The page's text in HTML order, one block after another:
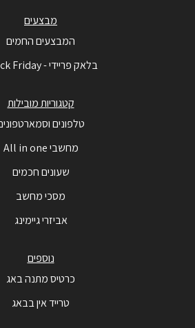
מבצעים
המבצעים החמים
בלאק פריידי - Black Friday
קטגוריות מובילות
טלפונים
מחשבי All in one
שעונים חכמים
מסכי מחשב
אביזרי גיימינג
נוספים
כרטיס מתנה באג
טרייד אין בבאג